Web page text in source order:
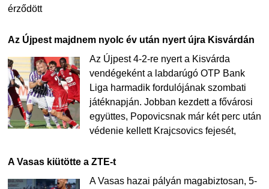
érződött
Az Újpest majdnem nyolc év után nyert újra Kisvárdán
Az Újpest 4-2-re nyert a Kisvárda
vendégeként a labdarúgó OTP Bank
Liga harmadik fordulójának szombati
játéknapján. Jobban kezdett a fővárosi
együttes, Popovicsnak már két perc után
védenie kellett Krajcsovics fejesét,
A Vasas kiütötte a ZTE-t
A Vasas hazai pályán magabiztosan, 5-